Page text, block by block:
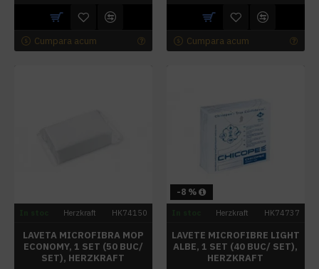
Cumpara acum Cumpara acum
Herzkraft HK74150
LAVETA MICROFIBRA MOP
ECONOMY, 1 SET (50 BUC/
SET), HERZKRAFT
-8 %
Herzkraft HK74737
LAVETE MICROFIBRE LIGHT
ALBE, 1 SET (40 BUC/ SET),
HERZKRAFT